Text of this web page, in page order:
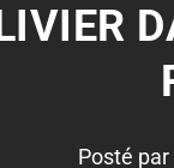
Posté par